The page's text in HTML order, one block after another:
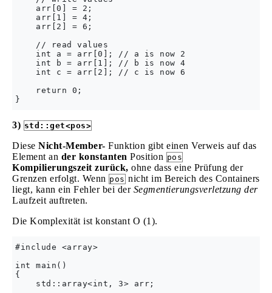
    arr[0] = 2;
    arr[1] = 4;
    arr[2] = 6;
    // read values
    int a = arr[0]; // a is now 2
    int b = arr[1]; // b is now 4
    int c = arr[2]; // c is now 6
    return 0;
3) std::get<pos>
Diese Nicht-Member- Funktion gibt einen Verweis auf das
Element an der konstanten Position pos
Kompilierungszeit zurück, ohne dass eine Prüfung der
Grenzen erfolgt. Wenn pos nicht im Bereich des Containers
liegt, kann ein Fehler bei der Segmentierungsverletzung der
Laufzeit auftreten.
Die Komplexität ist konstant O (1).
#include <array>
int main()
{
    std::array<int, 3> arr;